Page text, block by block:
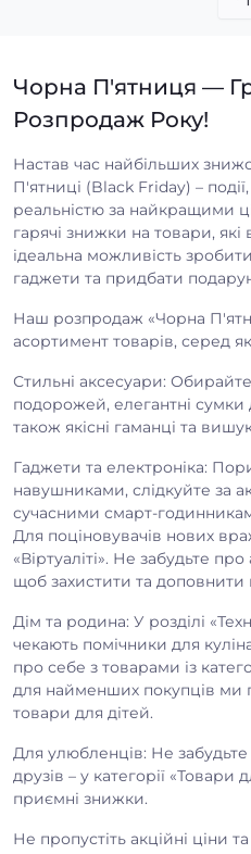
Чорна П'ятниця —
Розпродаж Року!
Настав час найбільших
П'ятниці (Black Friday) –
реальністю за найкращими
гарячі знижки на товари, які
ідеальна можливість
гаджети та придбати
Наш розпродаж «Чорна
асортимент товарів, серед
Стильні аксесуари:
подорожей, елегантні сумки
також якісні гаманці та
Гаджети та електроніка:
навушниками, слідкуйте за
сучасними смарт-
Для поціновувачів нових
«Віртуаліті». Не забудьте
щоб захистити та доповнити
Дім та родина: У розділі
чекають помічники для
про себе з товарами із
для найменших покупців ми
товари для дітей.
Для улюбленців: Не
друзів – у категорії
приємні знижки.
Не пропустіть акційні ціни